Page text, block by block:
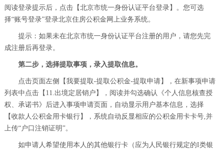
阅读登录提示后，点击【北京市统一身份认证平台登录】。您可选
择“账号登录”登录北京住房公积金网上业务系统。
提示：如果未在北京市统一身份认证平台注册的用户，请您先完
成注册后再登录。
第二步，选择提取事项，录入提取信息。
点击页面左侧【我要提取-提取公积金-提取申请】，在新事项申请
列表中点击【11.出境定居销户】，阅读并勾选确认《个人信息核查授
权、承诺书》后进入事项申请页面，自动显示用户基本信息，选择
【收款人公积金用卡银行】，系统自动反显相应的公积金用卡卡号,并
上传“户口注销证明”。
如申请人希望使用本人的其他银行卡（应为人民银行规定的I类银